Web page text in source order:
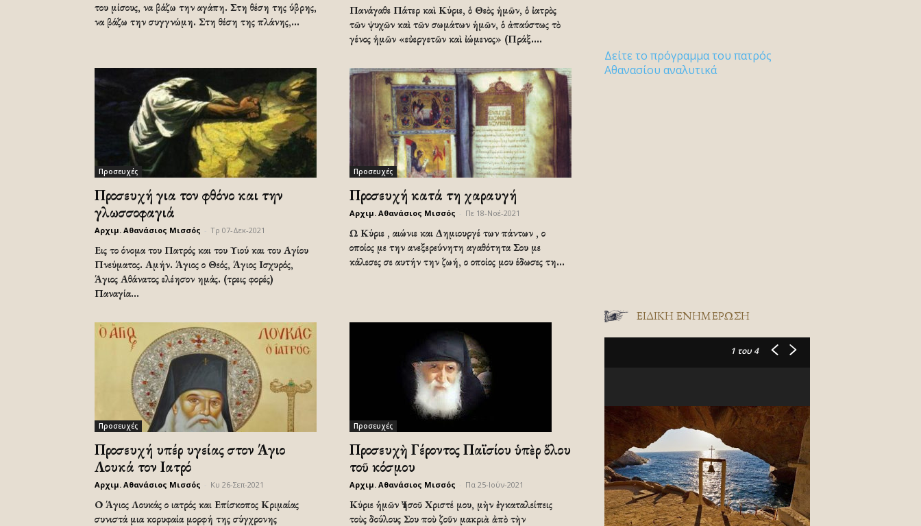
του μίσους, να βάζω την αγάπη. Στη θέση της ύβρης,
να βάζω την συγγνώμη. Στη θέση της πλάνης,...
Πανάγαθε Πάτερ καὶ Κύριε, ὁ Θεὸς ἡμῶν, ὁ ἰατρὸς
τῶν ψυχῶν καὶ τῶν σωμάτων ἡμῶν, ὁ ἀπαύστως τὸ
γένος ἡμῶν «εὐεργετῶν καὶ ἰώμενος» (Πράξ....
Προσευχές
Προσευχή για τον φθόνο και την
γλωσσοφαγιά
Αρχιμ. Αθανάσιος Μισσός Τρ 07-Δεκ-2021
Εις το όνομα του Πατρός και του Υιού και του Αγίου
Πνεύματος. Αμήν. Άγιος ο Θεός, Άγιος Ισχυρός,
Άγιος Αθάνατος ελέησον ημάς. (τρεις φορές)
Παναγία...
Προσευχές
Προσευχή κατά τη χαραυγή
Αρχιμ. Αθανάσιος Μισσός Πε 18-Νοέ-2021
Ω Κύριε , αιώνιε και Δημιουργέ των πάντων , ο
οποίος με την ανεξερεύνητη αγαθότητα Σου με
κάλεσες σε αυτήν την ζωή, ο οποίος μου έδωσες τη...
Προσευχές
Προσευχή υπέρ υγείας στον Άγιο
Λουκά τον Ιατρό
Αρχιμ. Αθανάσιος Μισσός Κυ 26-Σεπ-2021
Ο Άγιος Λουκάς ο ιατρός και Επίσκοπος Κριμαίας
συνιστά μια κορυφαία μορφή της σύγχρονης
Προσευχές
Προσευχὴ Γέροντος Παϊσίου ὑπὲρ ὅλου
τοῦ κόσμου
Αρχιμ. Αθανάσιος Μισσός Πα 25-Ιούν-2021
Κύριε ἡμῶν Ἰησοῦ Χριστέ μου, μὴν ἐγκαταλείπεις
τοὺς δούλους Σου ποὺ ζοῦν μακριὰ ἀπὸ τὴν
Δείτε το πρόγραμμα του πατρός
Αθανασίου αναλυτικά
ΕΙΔΙΚΉ ΕΝΗΜΈΡΩΣΗ
1 του 4